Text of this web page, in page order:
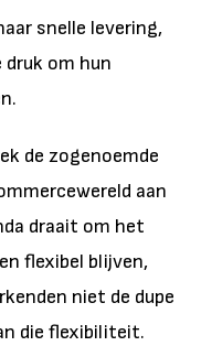
snelle levering,
om hun
de zogenoemde
aan
draait om het
flexibel blijven,
niet de dupe
die flexibiliteit.